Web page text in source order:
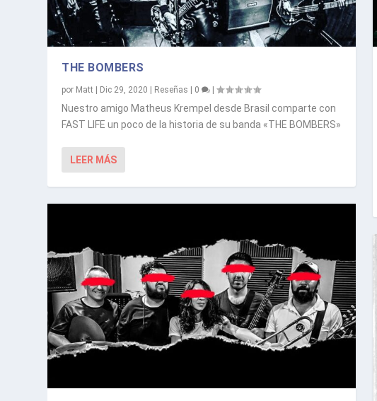
DAN & THE GUMMY HUNTERS LANZA NUEVO
SULASHMENT PRESENTA NUEVO E.P.
ELECTRIC FUNERAL RECORDS Y 20 CHORDS
THE BOMBERS
por Matt | Dic 29, 2020 | Reseñas | 0 |
Nuestro amigo Matheus Krempel desde Brasil comparte con
FAST LIFE un poco de la historia de su banda «THE BOMBERS»
LEER MÁS